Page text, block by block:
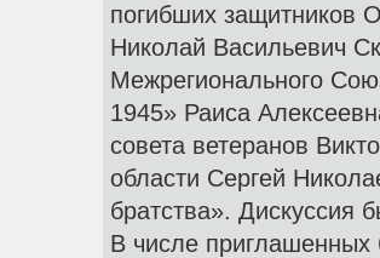
погибших защитников
Николай Васильевич
Межрегионального
1945» Раиса
совета ветеранов
области Сергей
братства». Дискуссия
В числе